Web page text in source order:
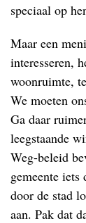
speciaal op
Maar een
interesseren,
woonruimte,
We moeten
Ga daar
leegstaande
Weg-beleid
gemeente
door de stad
aan. Pak dat